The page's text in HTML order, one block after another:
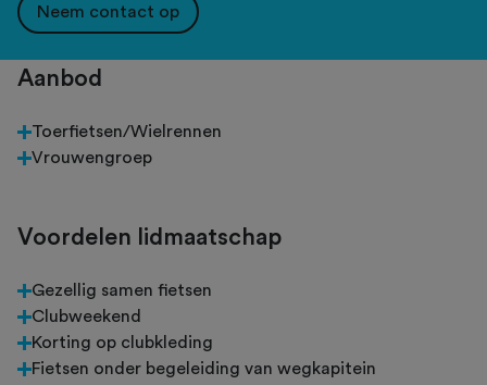
Neem contact op
Aanbod
Toerfietsen/Wielrennen
Vrouwengroep
Voordelen lidmaatschap
Gezellig samen fietsen
Clubweekend
Korting op clubkleding
Fietsen onder begeleiding van wegkapitein